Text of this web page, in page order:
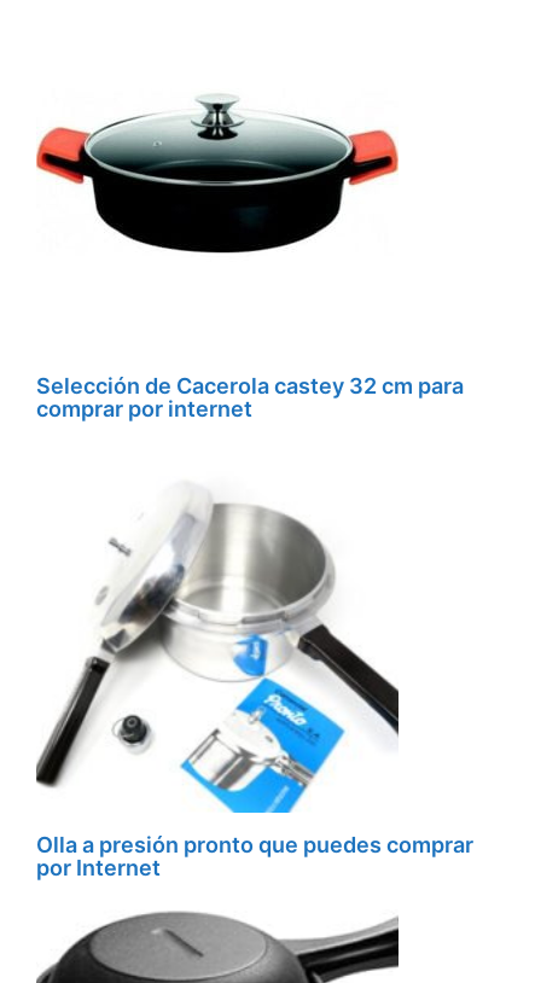
Selección de Cacerola castey 32 cm para
comprar por internet
Olla a presión pronto que puedes comprar
por Internet